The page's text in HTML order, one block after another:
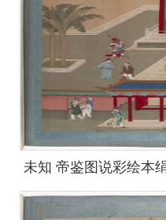
未知 帝鉴图说彩绘本